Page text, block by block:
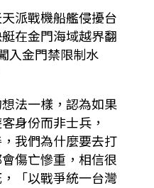
派戰機船艦侵擾台
在金門海域越界翻
入金門禁限制水
法一樣，認為如果
身份而非士兵，
我們為什麼要去打
傷亡慘重，相信很
「以戰爭統一台灣